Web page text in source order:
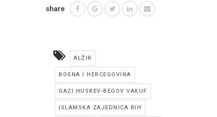
share
ALŽIR
BOSNA I HERCEGOVINA
GAZI HUSREV-BEGOV VAKUF
ISLAMSKA ZAJEDNICA BIH